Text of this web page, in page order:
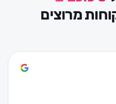
מרוצים